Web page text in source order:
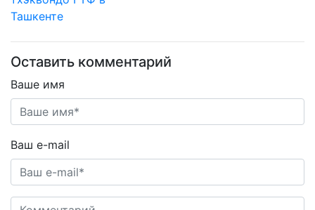
Ташкенте
Оставить комментарий
Ваше имя
Ваш e-mail